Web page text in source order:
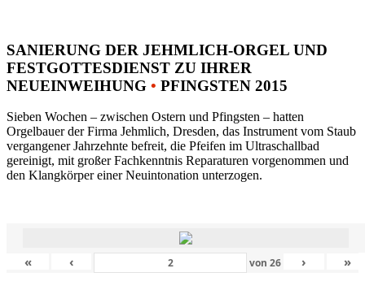
SANIERUNG DER JEHMLICH-ORGEL UND
FESTGOTTESDIENST ZU IHRER
NEUEINWEIHUNG • PFINGSTEN 2015
Sieben Wochen – zwischen Ostern und Pfingsten – hatten
Orgelbauer der Firma Jehmlich, Dresden, das Instrument vom Staub
vergangener Jahrzehnte befreit, die Pfeifen im Ultraschallbad
gereinigt, mit großer Fachkenntnis Reparaturen vorgenommen und
den Klangkörper einer Neuintonation unterzogen.
« ‹ von26 › »